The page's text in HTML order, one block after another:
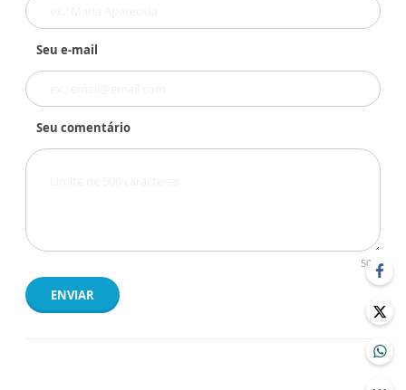
Seu e-mail
Seu comentário
500
ENVIAR